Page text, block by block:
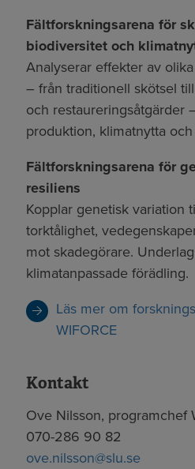
Fältforskningsarena för
biodiversitet och
Analyserar effekter av
– från traditionell skötsel
och restaureringsåtgärder
produktion, klimatnytta
Fältforskningsarena för
resiliens
Kopplar genetisk variation
torktålighet,
mot skadegörare.
klimatanpassade förädling.
Läs mer om
WIFORCE
Kontakt
Ove Nilsson, programchef
070-286 90 82
ove.nilsson@slu.se